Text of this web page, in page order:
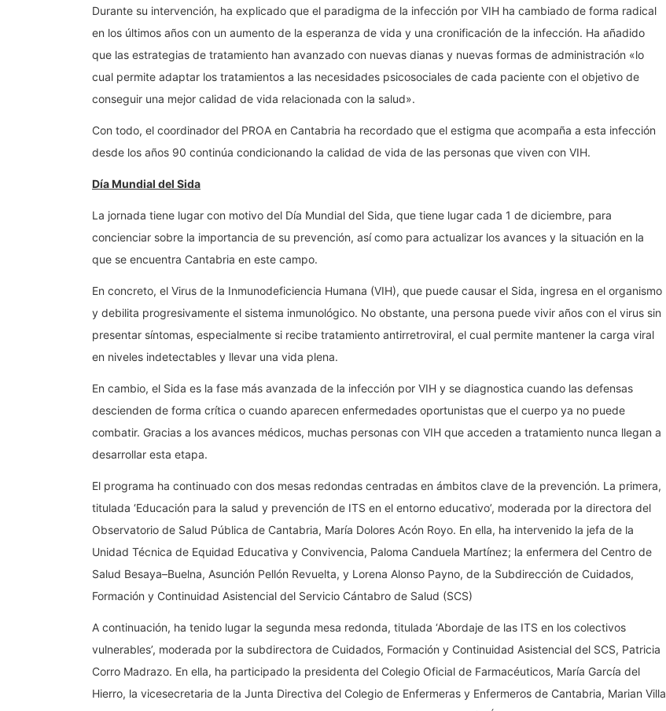
Durante su intervención, ha explicado que el paradigma de la infección por VIH ha cambiado de forma radical
en los últimos años con un aumento de la esperanza de vida y una cronificación de la infección. Ha añadido
que las estrategias de tratamiento han avanzado con nuevas dianas y nuevas formas de administración «lo
cual permite adaptar los tratamientos a las necesidades psicosociales de cada paciente con el objetivo de
conseguir una mejor calidad de vida relacionada con la salud».
Con todo, el coordinador del PROA en Cantabria ha recordado que el estigma que acompaña a esta infección
desde los años 90 continúa condicionando la calidad de vida de las personas que viven con VIH.
Día Mundial del Sida
La jornada tiene lugar con motivo del Día Mundial del Sida, que tiene lugar cada 1 de diciembre, para
concienciar sobre la importancia de su prevención, así como para actualizar los avances y la situación en la
que se encuentra Cantabria en este campo.
En concreto, el Virus de la Inmunodeficiencia Humana (VIH), que puede causar el Sida, ingresa en el organismo
y debilita progresivamente el sistema inmunológico. No obstante, una persona puede vivir años con el virus sin
presentar síntomas, especialmente si recibe tratamiento antirretroviral, el cual permite mantener la carga viral
en niveles indetectables y llevar una vida plena.
En cambio, el Sida es la fase más avanzada de la infección por VIH y se diagnostica cuando las defensas
descienden de forma crítica o cuando aparecen enfermedades oportunistas que el cuerpo ya no puede
combatir. Gracias a los avances médicos, muchas personas con VIH que acceden a tratamiento nunca llegan a
desarrollar esta etapa.
El programa ha continuado con dos mesas redondas centradas en ámbitos clave de la prevención. La primera,
titulada ‘Educación para la salud y prevención de ITS en el entorno educativo’, moderada por la directora del
Observatorio de Salud Pública de Cantabria, María Dolores Acón Royo. En ella, ha intervenido la jefa de la
Unidad Técnica de Equidad Educativa y Convivencia, Paloma Canduela Martínez; la enfermera del Centro de
Salud Besaya–Buelna, Asunción Pellón Revuelta, y Lorena Alonso Payno, de la Subdirección de Cuidados,
Formación y Continuidad Asistencial del Servicio Cántabro de Salud (SCS)
A continuación, ha tenido lugar la segunda mesa redonda, titulada ‘Abordaje de las ITS en los colectivos
vulnerables’, moderada por la subdirectora de Cuidados, Formación y Continuidad Asistencial del SCS, Patricia
Corro Madrazo. En ella, ha participado la presidenta del Colegio Oficial de Farmacéuticos, María García del
Hierro, la vicesecretaria de la Junta Directiva del Colegio de Enfermeras y Enfermeros de Cantabria, Marian Villa